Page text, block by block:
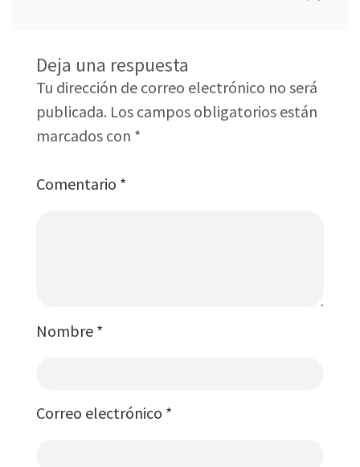
Deja una respuesta
Tu dirección de correo electrónico no será
publicada. Los campos obligatorios están
marcados con *
Comentario *
Nombre *
Correo electrónico *